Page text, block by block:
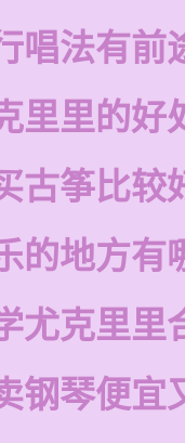
唱法有前
里里的好
古筝比较
的地方有
尤克里里
钢琴便宜